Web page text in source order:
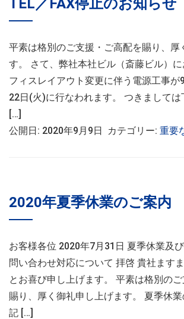
TEL／FAX停止のお知らせ
平素は格別のご支援・ご高配を賜り、厚
す。 さて、弊社本社ビル（斎藤ビル）
フィスレイアウト変更に伴う電源工事が
22日(火)に行なわれます。 つきまして
[…]
公開日: 2020年9月9日 カテゴリー: 重要
2020年夏季休業のご案内
お客様各位 2020年7月31日 夏季休業及
問い合わせ対応について 拝啓 貴社ます
とお喜び申し上げます。 平素は格別の
賜り、厚く御礼申し上げます。 夏季休
記 […]